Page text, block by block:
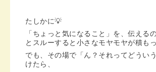
たしかに💡
「ちょっと気になること」を、伝える
とスルーすると小さなモヤモヤが積もっ
でも、その場で「ん？それってどうい
けたら、